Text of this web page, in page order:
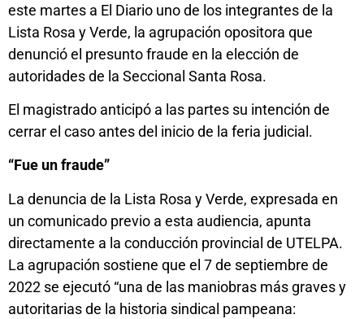
este martes a El Diario uno de los integrantes de la
Lista Rosa y Verde, la agrupación opositora que
denunció el presunto fraude en la elección de
autoridades de la Seccional Santa Rosa.
El magistrado anticipó a las partes su intención de
cerrar el caso antes del inicio de la feria judicial.
“Fue un fraude”
La denuncia de la Lista Rosa y Verde, expresada en
un comunicado previo a esta audiencia, apunta
directamente a la conducción provincial de UTELPA.
La agrupación sostiene que el 7 de septiembre de
2022 se ejecutó “una de las maniobras más graves y
autoritarias de la historia sindical pampeana: